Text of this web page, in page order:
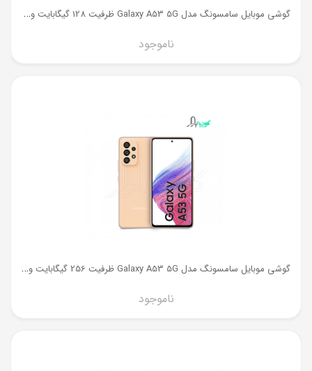
گ
وشی موبایل سامسونگ مدل Galaxy A53 5G ظرفیت 128 گیگابایت و رم 8 گیگ
ناموجود
گ
وشی موبایل سامسونگ مدل Galaxy A53 5G ظرفیت 256 گیگابایت و رم 8 گیگ
ناموجود